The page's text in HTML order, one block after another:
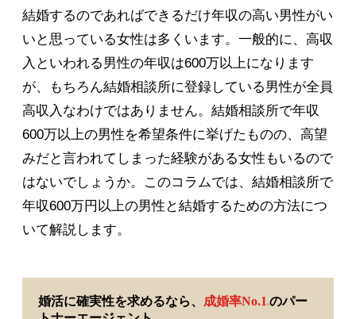
結婚するのであればできるだけ年収の高い男性がい
いと思っている女性は多くいます。一般的に、高収
入といわれる男性の年収は600万以上になります
が、もちろん結婚相談所に登録している男性が全員
高収入なわけではありません。結婚相談所で年収
600万以上の男性を希望条件に挙げたものの、高望
みだと言われてしまった経験がある女性もいるので
はないでしょうか。このコラムでは、結婚相談所で
年収600万円以上の男性と結婚するための方法につ
いて解説します。
婚活に確実性を求めるなら、 成婚率No.1 ※のパー